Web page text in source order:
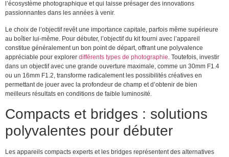
l’écosystème photographique et qui laisse présager des innovations
passionnantes dans les années à venir.
Le choix de l’objectif revêt une importance capitale, parfois même supérieure
au boîtier lui-même. Pour débuter, l’objectif du kit fourni avec l’appareil
constitue généralement un bon point de départ, offrant une polyvalence
appréciable pour explorer différents types de photographie. Toutefois, investir
dans un objectif avec une grande ouverture maximale, comme un 30mm F1.4
ou un 16mm F1.2, transforme radicalement les possibilités créatives en
permettant de jouer avec la profondeur de champ et d’obtenir de bien
meilleurs résultats en conditions de faible luminosité.
Compacts et bridges : solutions
polyvalentes pour débuter
Les appareils compacts experts et les bridges représentent des alternatives